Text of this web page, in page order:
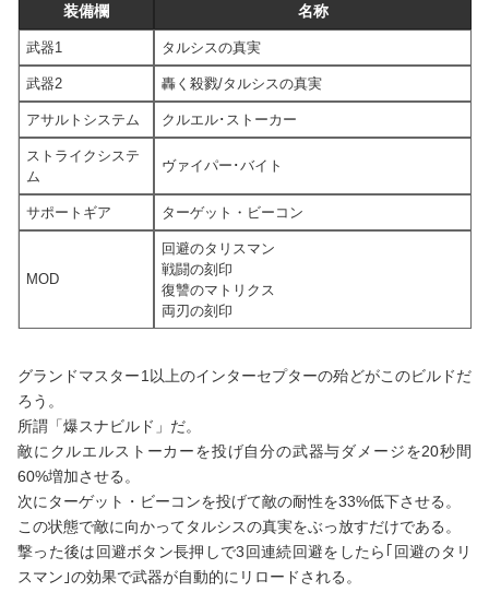
装備欄 名称
武器1 タルシスの真実
武器2 轟く殺戮/タルシスの真実
アサルトシステム クルエル･ストーカー
ストライクシステ
ム
ヴァイパー･バイト
サポートギア ターゲット・ビーコン
MOD
回避のタリスマン
戦闘の刻印
復讐のマトリクス
両刃の刻印
グランドマスター1以上のインターセプターの殆どがこのビルドだ
ろう。
所謂「爆スナビルド」だ。
敵にクルエルストーカーを投げ自分の武器与ダメージを20秒間
60%増加させる。
次にターゲット・ビーコンを投げて敵の耐性を33%低下させる。
この状態で敵に向かってタルシスの真実をぶっ放すだけである。
撃った後は回避ボタン長押しで3回連続回避をしたら｢回避のタリ
スマン｣の効果で武器が自動的にリロードされる。